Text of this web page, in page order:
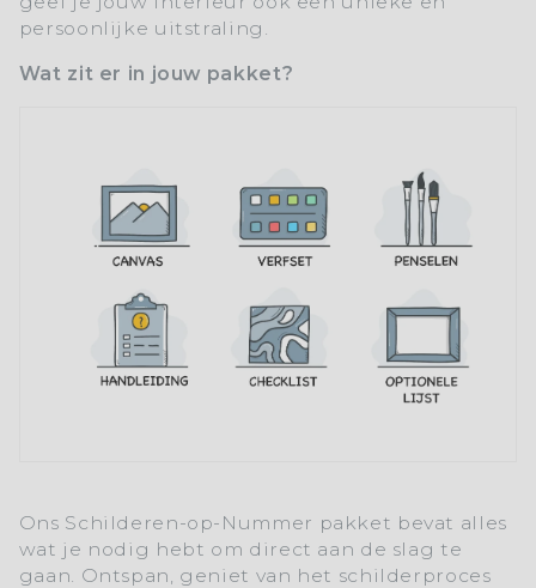
persoonlijke uitstraling.
Wat zit er in jouw pakket?
Ons Schilderen-op-Nummer pakket bevat alles
wat je nodig hebt om direct aan de slag te
gaan. Ontspan, geniet van het schilderproces